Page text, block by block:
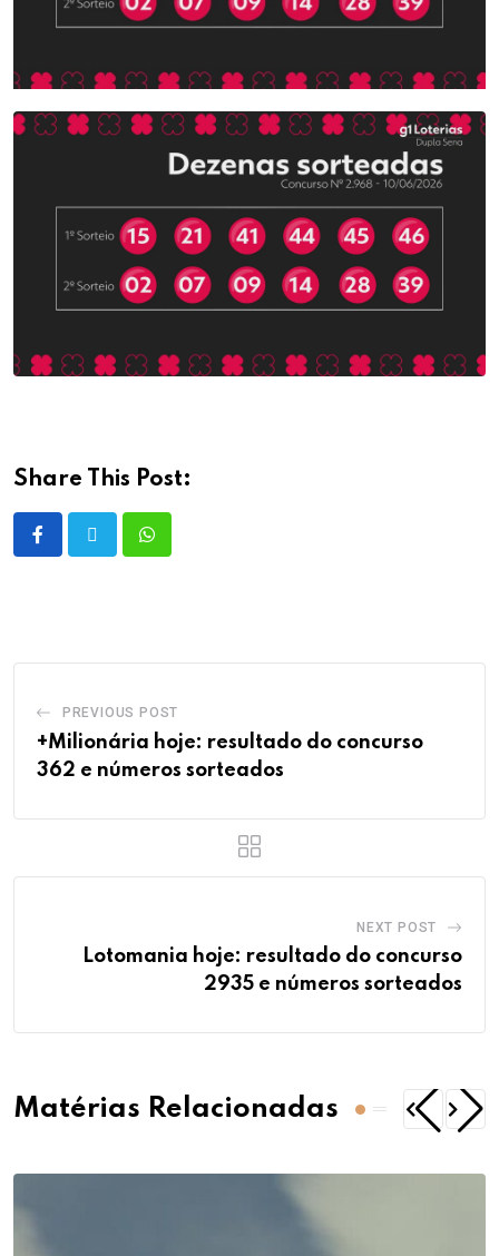
Share This Post:
PREVIOUS POST
+Milionária hoje: resultado do concurso
362 e números sorteados
NEXT POST
Lotomania hoje: resultado do concurso
2935 e números sorteados
Matérias Relacionadas